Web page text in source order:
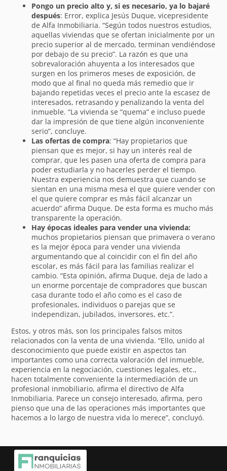
Pongo un precio alto y, si es necesario, ya lo bajaré
después: Error, explica Jesús Duque, vicepresidente
de Alfa Inmobiliaria. “Según todos nuestros estudios,
aquellas viviendas que se ofertan inicialmente por un
precio superior al de mercado, terminan vendiéndose
por debajo de su precio”. La razón es que una
sobrevaloración ahuyenta a los interesados que
surgen en los primeros meses de exposición, de
modo que al final no queda más remedio que ir
bajando repetidas veces el precio ante la escasez de
interesados, retrasando y penalizando la venta del
inmueble. “La vivienda se “quema” e incluso puede
dar la impresión de que tiene algún inconveniente
serio”, concluye.
Las ofertas de compra: “Hay propietarios que
piensan que es mejor, si hay un interés real de
comprar, que les pasen una oferta de compra para
poder estudiarla y no hacerles perder el tiempo.
Nuestra experiencia nos demuestra que cuando se
sientan en una misma mesa el que quiere vender con
el que quiere comprar es más fácil alcanzar un
acuerdo” afirma Duque. De esta forma es mucho más
transparente la operación.
Hay épocas ideales para vender una vivienda:
muchos propietarios piensan que primavera o verano
es la mejor época para vender una vivienda
argumentando que al coincidir con el fin del año
escolar, es más fácil para las familias realizar el
cambio. “Esta opinión, afirma Duque, deja de lado a
un enorme porcentaje de compradores que buscan
casa durante todo el año como es el caso de
profesionales, individuos o parejas que se
independizan, jubilados, inversores, etc.”.
Estos, y otros más, son los principales falsos mitos
relacionados con la venta de una vivienda. “Ello, unido al
desconocimiento que puede existir en aspectos tan
importantes como una correcta valoración del inmueble,
experiencia en la negociación, cuestiones legales, etc.,
hacen totalmente conveniente la intermediación de un
profesional inmobiliario, afirma el directivo de Alfa
Inmobiliaria. Parece un consejo interesado, afirma, pero
pienso que una de las operaciones más importantes que
hacemos a lo largo de nuestra vida lo merece”, concluyó.